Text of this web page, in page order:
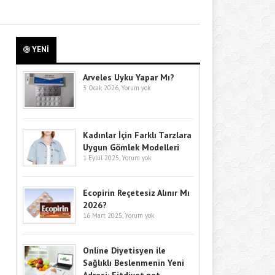
YENİ
Arveles Uyku Yapar Mı?
3 Ocak 2026, Yorum yok
Kadınlar İçin Farklı Tarzlara
Uygun Gömlek Modelleri
1 Eylül 2025, Yorum yok
Ecopirin Reçetesiz Alınır Mı
2026?
16 Mart 2025, Yorum yok
Online Diyetisyen ile
Sağlıklı Beslenmenin Yeni